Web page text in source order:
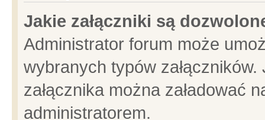
Jakie załączniki są
Administrator forum może
wybranych typów
załącznika można załadować
administratorem.